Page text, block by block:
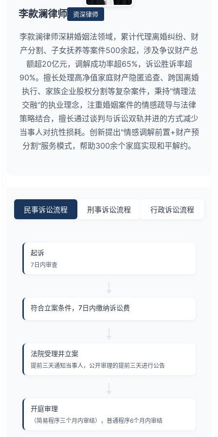
李款澜律师 资深律师
李款澜律师深耕婚姻法领域，累计代理离婚纠纷、财
产分割、子女抚养等案件500余起，涉及争议财产总
额超20亿元，调解成功率超65%，诉讼胜诉率超
90%。擅长处理高净值家庭财产隐匿追查、跨国离婚
执行、家族企业股权分割等复杂案件，秉持"情理法
交融"的执业理念，注重婚姻案件的情感疏导与法律
策略结合，擅长通过谈判与诉讼双轨并进的方式减少
当事人对抗性损耗。创新提出"情感调解前置+财产预
分割"服务模式，帮助300余个家庭实现和平解约。
民事诉讼流程 刑事诉讼流程 行政诉讼流程
起诉
7日内审查
符合立案条件，7日内缴纳诉讼费
法院受理并立案
提前三天通知当事人，公开审理的提前三天进行公告
开庭审理
（简易程序三个月内审结），普通程序6个月内审结